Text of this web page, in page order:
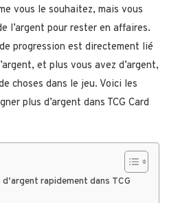
vous le souhaitez, mais vous
l’argent pour rester en affaires.
progression est directement lié
et plus vous avez d’argent,
choses dans le jeu. Voici les
plus d’argent dans TCG Card
rapidement dans TCG